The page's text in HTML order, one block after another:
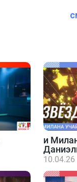
и
10.04.26